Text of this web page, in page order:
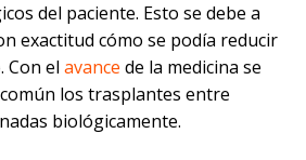
del paciente. Esto se debe a
exactitud cómo se podía reducir
Con el avance de la medicina se
los trasplantes entre
biológicamente.